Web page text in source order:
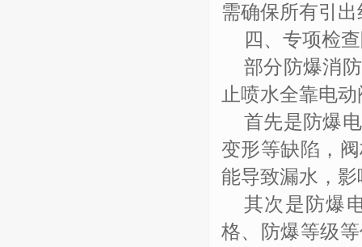
需确保所有引
四、专项检
部分防爆消
止喷水全靠电动
首先是防爆
变形等缺陷，
能导致漏水，
其次是防爆
格、防爆等级